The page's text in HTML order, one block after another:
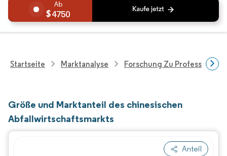
4750
Startseite Marktanalyse Forschung Zu
Größe und Marktanteil des chinesischen
Abfallwirtschaftsmarkts
Anteil